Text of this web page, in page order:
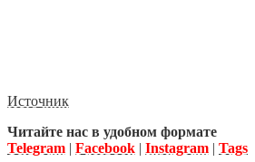
Источник
Читайте нас в удобном формате
Telegram | Facebook | Instagram | Tags